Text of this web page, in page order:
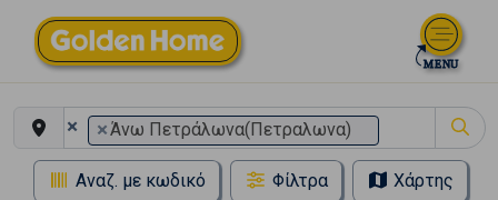
× ×Άνω Πετράλωνα(Πετραλωνα)
Αναζ. με κωδικό Φίλτρα Χάρτης